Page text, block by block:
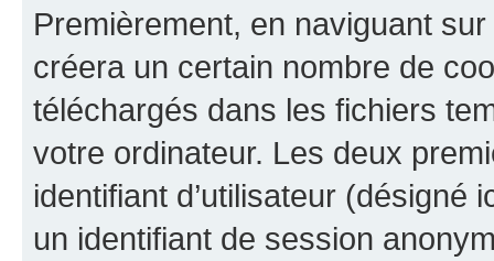
Premièrement, en naviguant
créera un certain nombre de
téléchargés dans les fichiers
votre ordinateur. Les deux
identifiant d’utilisateur (désigné
un identifiant de session